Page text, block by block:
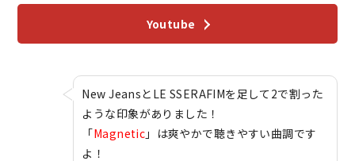
Youtube
New JeansとLE SSERAFIMを足して2で割った
ような印象がありました！
「Magnetic 」は爽やかで聴きやすい曲調です
よ！